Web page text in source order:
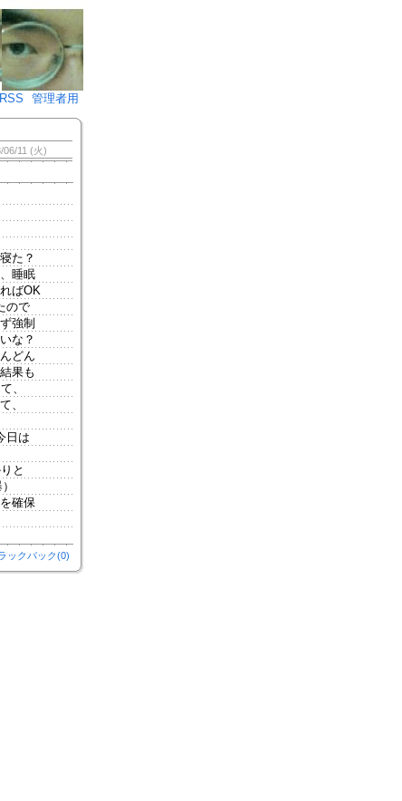
♪)÷2
RSS 管理者用
06/11 (火)
た？
睡眠
ばOK
ので
強制
な？
どん
果も
、
、
日は
と
確保
ックバック(0)